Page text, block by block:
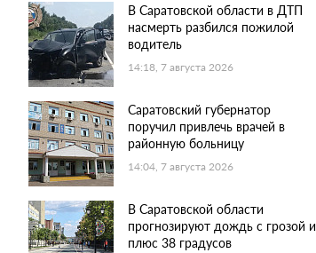
В Саратовской области в ДТП
насмерть разбился пожилой
водитель
14:18, 7 августа 2026
Саратовский губернатор
поручил привлечь врачей в
районную больницу
14:04, 7 августа 2026
В Саратовской области
прогнозируют дождь с грозой и
плюс 38 градусов